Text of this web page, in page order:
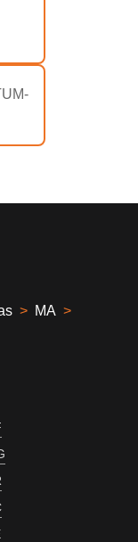
> MA >